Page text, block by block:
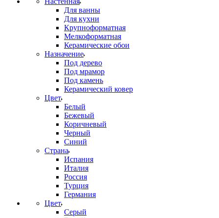
Для ванны
Для кухни
Крупноформатная
Мелкоформатная
Керамические обои
Назначение
Под дерево
Под мрамор
Под камень
Керамический ковер
Цвет
Белый
Бежевый
Коричневый
Черный
Синий
Страна
Испания
Италия
Россия
Турция
Германия
Цвет
Серый